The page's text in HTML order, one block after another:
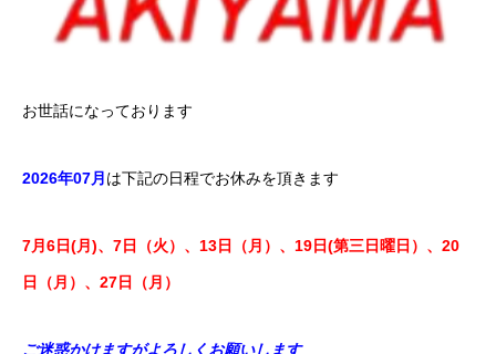
お世話になっております
2026年07月 は下記の日程でお休みを頂きます
7月6日(月)、7日（火）、13日（月）、19日(第三日曜日）、20
日（月）、27日（月）
ご迷惑かけますがよろしくお願いします